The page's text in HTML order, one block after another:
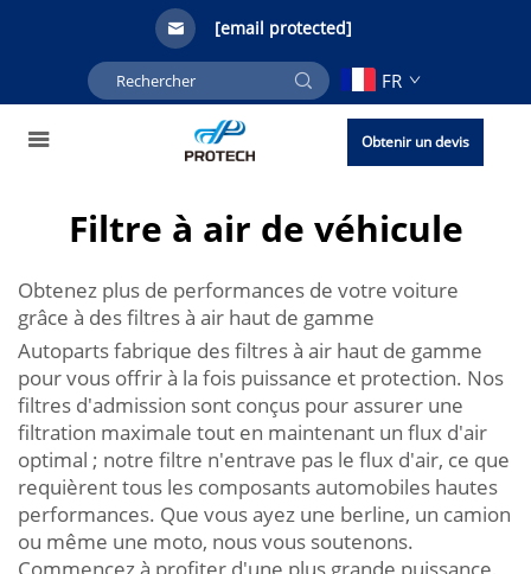
[email protected]
FR
Obtenir un devis
Filtre à air de véhicule
Obtenez plus de performances de votre voiture
grâce à des filtres à air haut de gamme
Autoparts fabrique des filtres à air haut de gamme
pour vous offrir à la fois puissance et protection. Nos
filtres d'admission sont conçus pour assurer une
filtration maximale tout en maintenant un flux d'air
optimal ; notre filtre n'entrave pas le flux d'air, ce que
requièrent tous les composants automobiles hautes
performances. Que vous ayez une berline, un camion
ou même une moto, nous vous soutenons.